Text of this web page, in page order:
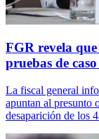
FGR revela
pruebas de
La fiscal general
apuntan al presunto
desaparición de los